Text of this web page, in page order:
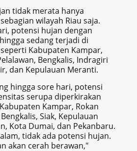
tidak merata hanya
wilayah Riau saja.
potensi hujan dengan
sedang terjadi di
Kabupaten Kampar,
Bengkalis, Indragiri
dan Kepulauan Meranti.
hingga sore hari, potensi
serupa diperkirakan
Kampar, Rokan
Siak, Kepulauan
Kota Dumai, dan Pekanbaru.
tidak ada potensi hujan.
akan cerah berawan,"